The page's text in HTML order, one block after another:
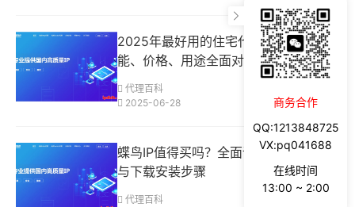
2025年最好用的住宅代理？蝶鸟IP功
能、价格、用途全面对比指南
代理百科
2025-06-28
蝶鸟IP值得买吗？全面评测功能、价格
与下载安装步骤
代理百科
商务合作
QQ:1213848725
VX:pq041688
在线时间
13:00 ~ 2:00